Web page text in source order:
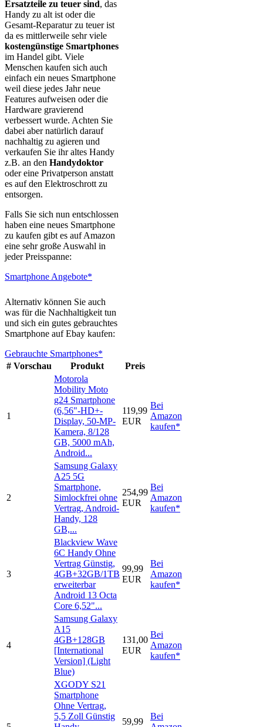
Ersatzteile zu teuer sind, das
Handy zu alt ist oder die
Gesamt-Reparatur zu teuer ist
da es mittlerweile sehr viele
kostengünstige Smartphones
im Handel gibt. Viele
Menschen kaufen sich auch
einfach ein neues Smartphone
weil diese jedes Jahr neue
Features aufweisen oder die
Hardware gravierend
verbessert wurde. Achten Sie
dabei aber natürlich darauf
nachhaltig zu agieren und
verkaufen Sie ihr altes Handy
z.B. an den Handydoktor
oder eine Privatperson anstatt
es auf den Elektroschrott zu
entsorgen.
Falls Sie sich nun entschlossen
haben eine neues Smartphone
zu kaufen gibt es auf Amazon
eine sehr große Auswahl in
jeder Preisspanne:
Smartphone Angebote*
Alternativ können Sie auch
was für die Nachhaltigkeit tun
und sich ein gutes gebrauchtes
Smartphone auf Ebay kaufen:
Gebrauchte Smartphones*
# Vorschau Produkt Preis
1
Motorola
Mobility Moto
g24 Smartphone
(6,56"-HD+-
Display, 50-MP-
Kamera, 8/128
GB, 5000 mAh,
Android...
119,99
EUR
Bei
Amazon
kaufen*
2
Samsung Galaxy
A25 5G
Smartphone,
Simlockfrei ohne
Vertrag, Android-
Handy, 128
GB,...
254,99
EUR
Bei
Amazon
kaufen*
3
Blackview Wave
6C Handy Ohne
Vertrag Günstig,
4GB+32GB/1TB
erweiterbar
Android 13 Octa
Core 6,52"...
99,99
EUR
Bei
Amazon
kaufen*
4
Samsung Galaxy
A15
4GB+128GB
[International
Version] (Light
Blue)
131,00
EUR
Bei
Amazon
kaufen*
XGODY S21
Smartphone
Ohne Vertrag,
5,5 Zoll Günstig
59,99
Bei